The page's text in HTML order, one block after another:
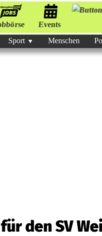
Events
Sport Menschen
den SV